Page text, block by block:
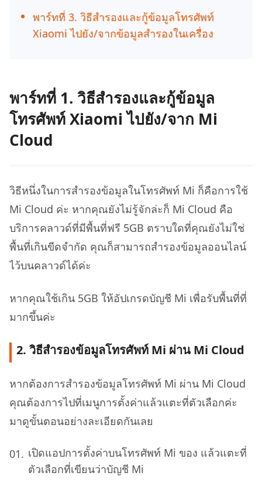
พาร์ทที่ 3. วิธีสำรองและกู้ข้อมูลโทรศัพท์
Xiaomi ไปยัง/จากข้อมูลสำรองในเครื่อง
พาร์ทที่ 1. วิธีสำรองและกู้ข้อมูล
โทรศัพท์ Xiaomi ไปยัง/จาก Mi
Cloud
วิธีหนึ่งในการสำรองข้อมูลในโทรศัพท์ Mi ก็คือการใช้
Mi Cloud ค่ะ หากคุณยังไม่รู้จักล่ะก็ Mi Cloud คือ
บริการคลาวด์ที่มีพื้นที่ฟรี 5GB ตราบใดที่คุณยังไม่ใช่
พื้นที่เกินขีดจำกัด คุณก็สามารถสำรองข้อมูลออนไลน์
ไว้บนคลาวด์ได้ค่ะ
หากคุณใช้เกิน 5GB ให้อัปเกรดบัญชี Mi เพื่อรับพื้นที่ที่
มากขึ้นค่ะ
2. วิธีสำรองข้อมูลโทรศัพท์ Mi ผ่าน Mi Cloud
หากต้องการสำรองข้อมูลโทรศัพท์ Mi ผ่าน Mi Cloud
คุณต้องการไปที่เมนูการตั้งค่าแล้วแตะที่ตัวเลือกค่ะ
มาดูขั้นตอนอย่างละเอียดกันเลย
เปิดแอปการตั้งค่าบนโทรศัพท์ Mi ของ แล้วแตะที่
ตัวเลือกที่เขียนว่าบัญชี Mi